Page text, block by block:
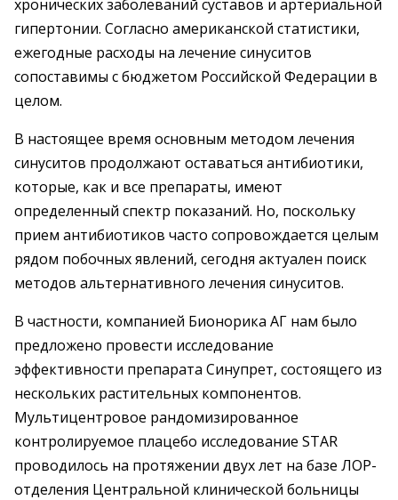
хронических заболеваний суставов и артериальной
гипертонии. Согласно американской статистики,
ежегодные расходы на лечение синуситов
сопоставимы с бюджетом Российской Федерации в
целом.
В настоящее время основным методом лечения
синуситов продолжают оставаться антибиотики,
которые, как и все препараты, имеют
определенный спектр показаний. Но, поскольку
прием антибиотиков часто сопровождается целым
рядом побочных явлений, сегодня актуален поиск
методов альтернативного лечения синуситов.
В частности, компанией Бионорика АГ нам было
предложено провести исследование
эффективности препарата Синупрет, состоящего из
нескольких растительных компонентов.
Мультицентровое рандомизированное
контролируемое плацебо исследование STAR
проводилось на протяжении двух лет на базе ЛОР-
отделения Центральной клинической больницы